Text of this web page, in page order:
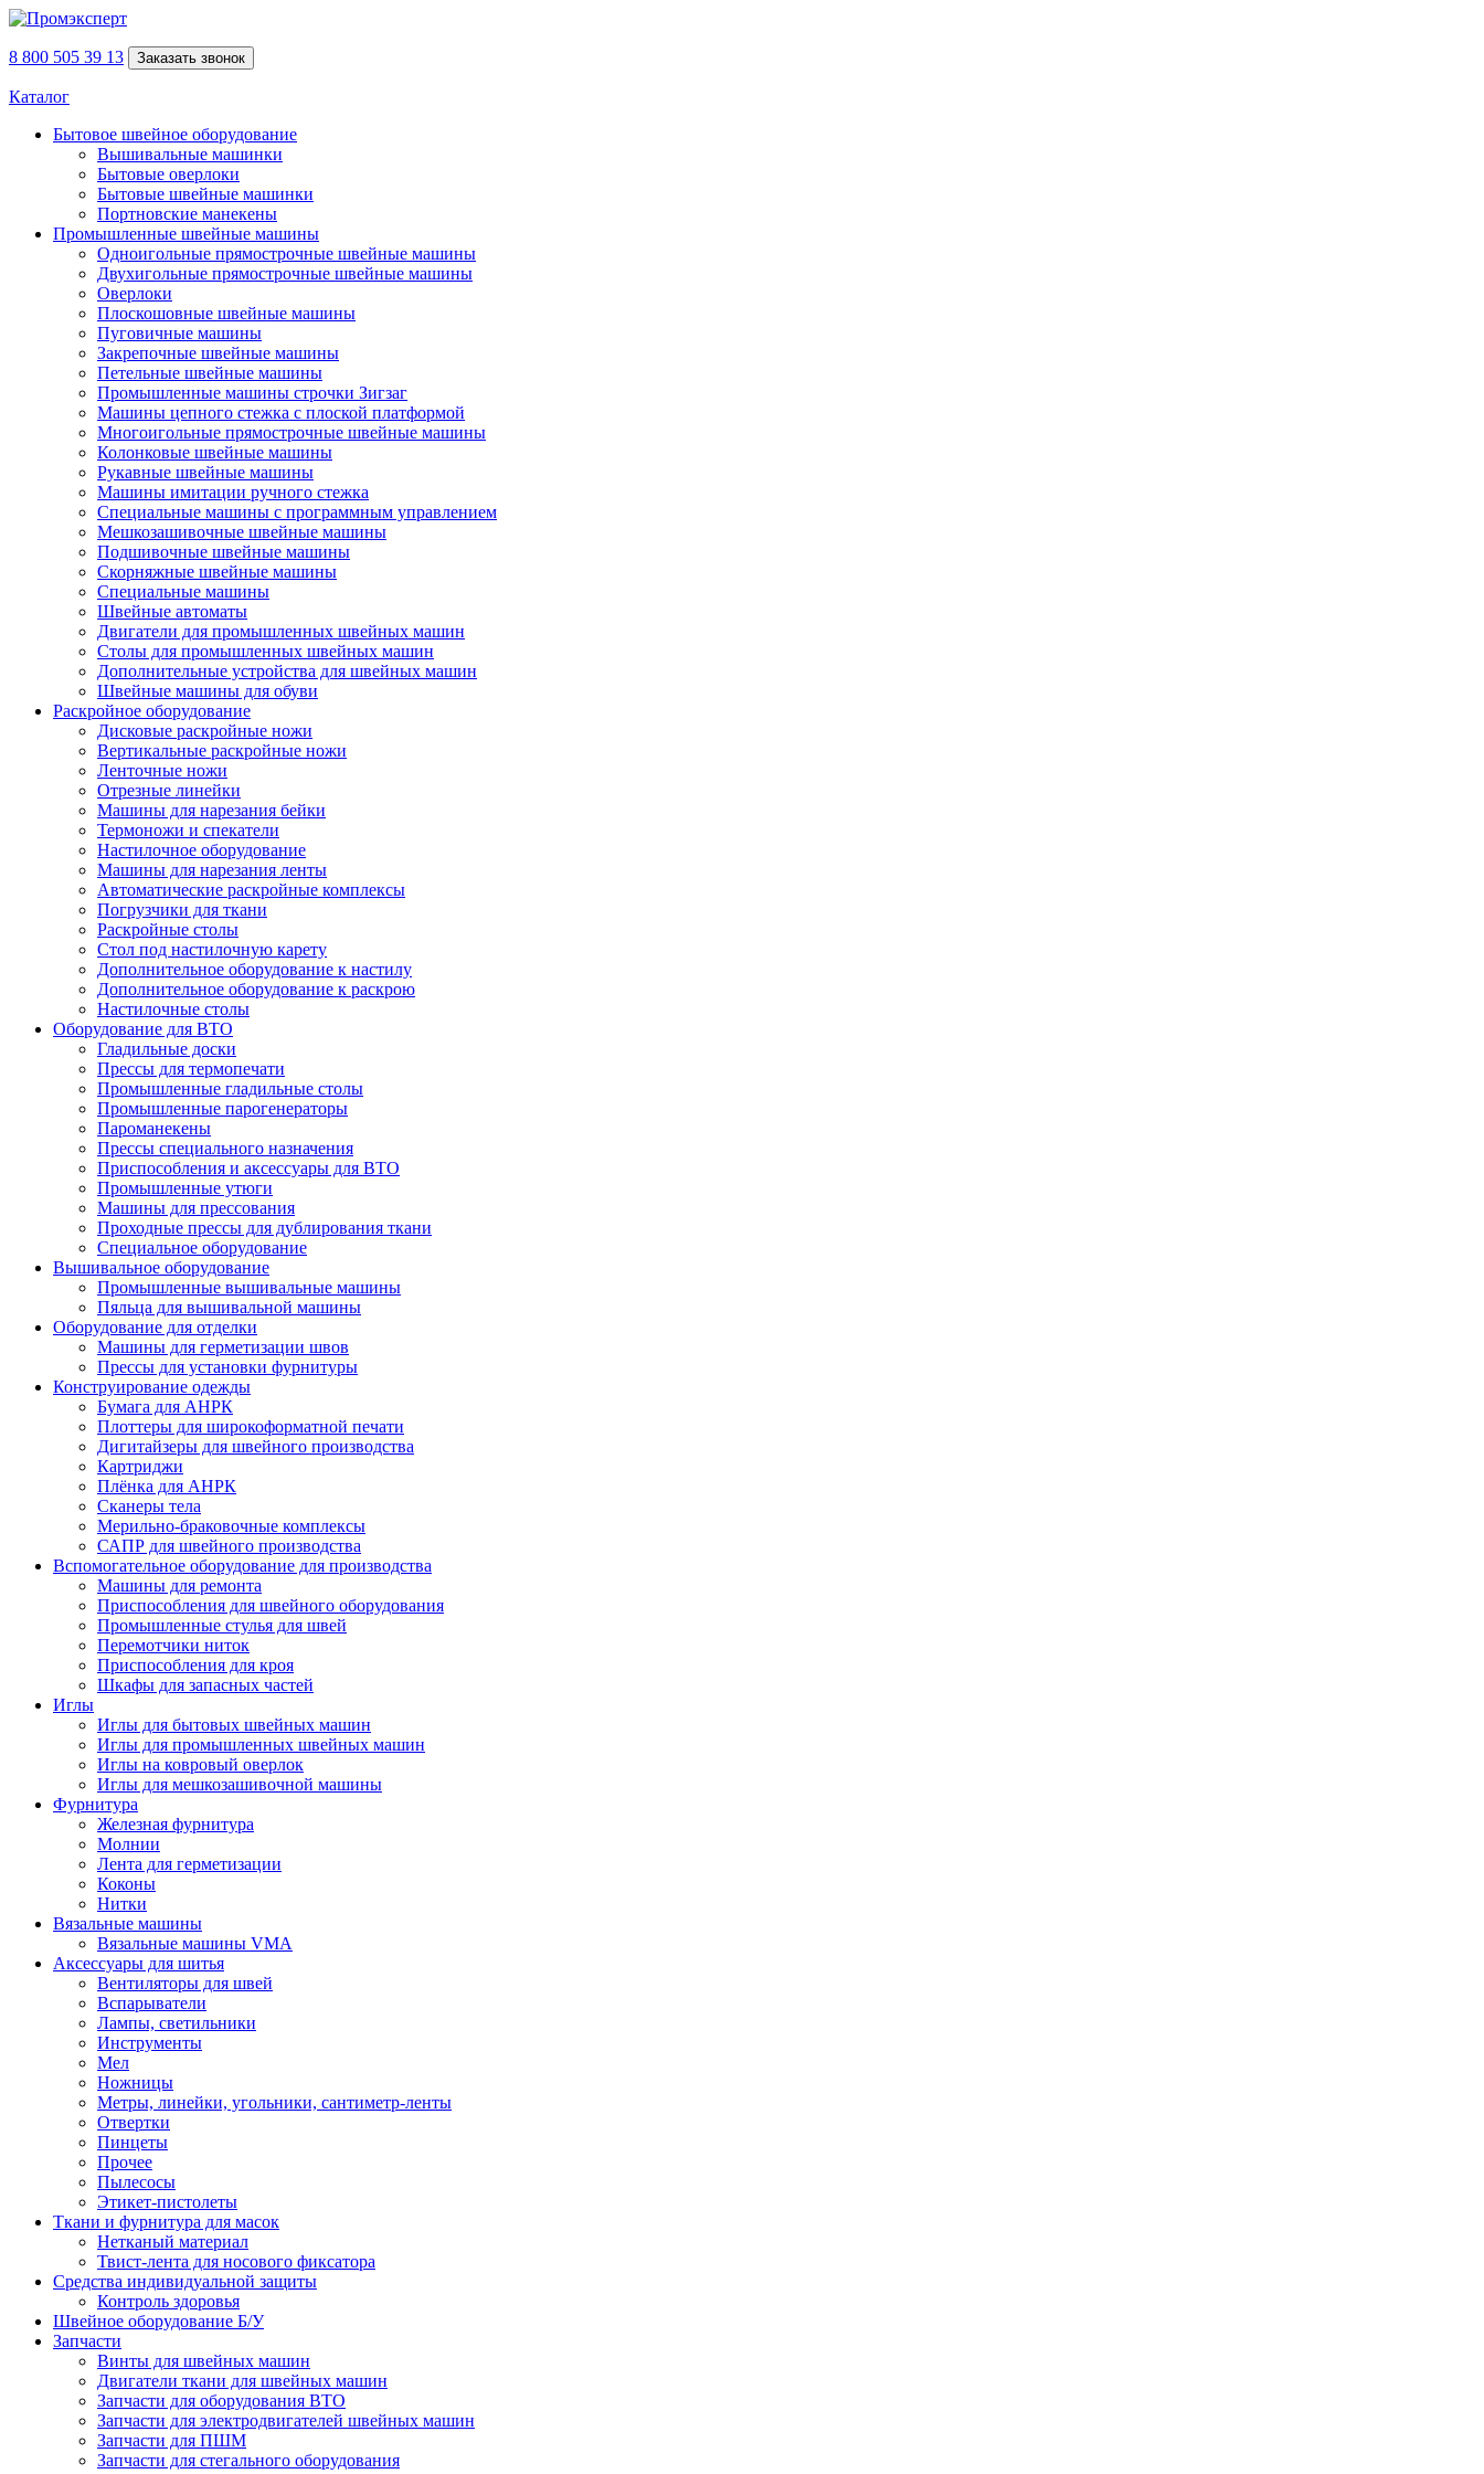
8 800 505 39 13 Заказать звонок
Каталог
Бытовое швейное оборудование
Вышивальные машинки
Бытовые оверлоки
Бытовые швейные машинки
Портновские манекены
Промышленные швейные машины
Одноигольные прямострочные швейные машины
Двухигольные прямострочные швейные машины
Оверлоки
Плоскошовные швейные машины
Пуговичные машины
Закрепочные швейные машины
Петельные швейные машины
Промышленные машины строчки Зигзаг
Машины цепного стежка с плоской платформой
Многоигольные прямострочные швейные машины
Колонковые швейные машины
Рукавные швейные машины
Машины имитации ручного стежка
Специальные машины с программным управлением
Мешкозашивочные швейные машины
Подшивочные швейные машины
Скорняжные швейные машины
Специальные машины
Швейные автоматы
Двигатели для промышленных швейных машин
Столы для промышленных швейных машин
Дополнительные устройства для швейных машин
Швейные машины для обуви
Раскройное оборудование
Дисковые раскройные ножи
Вертикальные раскройные ножи
Ленточные ножи
Отрезные линейки
Машины для нарезания бейки
Термоножи и спекатели
Настилочное оборудование
Машины для нарезания ленты
Автоматические раскройные комплексы
Погрузчики для ткани
Раскройные столы
Стол под настилочную карету
Дополнительное оборудование к настилу
Дополнительное оборудование к раскрою
Настилочные столы
Оборудование для ВТО
Гладильные доски
Прессы для термопечати
Промышленные гладильные столы
Промышленные парогенераторы
Пароманекены
Прессы специального назначения
Приспособления и аксессуары для ВТО
Промышленные утюги
Машины для прессования
Проходные прессы для дублирования ткани
Специальное оборудование
Вышивальное оборудование
Промышленные вышивальные машины
Пяльца для вышивальной машины
Оборудование для отделки
Машины для герметизации швов
Прессы для установки фурнитуры
Конструирование одежды
Бумага для АНРК
Плоттеры для широкоформатной печати
Дигитайзеры для швейного производства
Картриджи
Плёнка для АНРК
Сканеры тела
Мерильно-браковочные комплексы
САПР для швейного производства
Вспомогательное оборудование для производства
Машины для ремонта
Приспособления для швейного оборудования
Промышленные стулья для швей
Перемотчики ниток
Приспособления для кроя
Шкафы для запасных частей
Иглы
Иглы для бытовых швейных машин
Иглы для промышленных швейных машин
Иглы на ковровый оверлок
Иглы для мешкозашивочной машины
Фурнитура
Железная фурнитура
Молнии
Лента для герметизации
Коконы
Нитки
Вязальные машины
Вязальные машины VMA
Аксессуары для шитья
Вентиляторы для швей
Вспарыватели
Лампы, светильники
Инструменты
Мел
Ножницы
Метры, линейки, угольники, сантиметр-ленты
Отвертки
Пинцеты
Прочее
Пылесосы
Этикет-пистолеты
Ткани и фурнитура для масок
Нетканый материал
Твист-лента для носового фиксатора
Средства индивидуальной защиты
Контроль здоровья
Швейное оборудование Б/У
Запчасти
Винты для швейных машин
Двигатели ткани для швейных машин
Запчасти для оборудования ВТО
Запчасти для электродвигателей швейных машин
Запчасти для ПШМ
Запчасти для стегального оборудования